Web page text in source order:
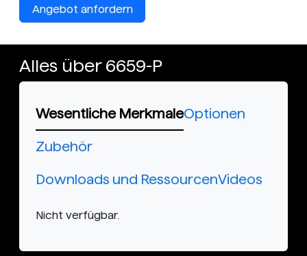
Angebot anfordern
Alles über 6659-P
Wesentliche MerkmaleOptionen
Zubehör
Downloads und RessourcenVideos
Nicht verfügbar.